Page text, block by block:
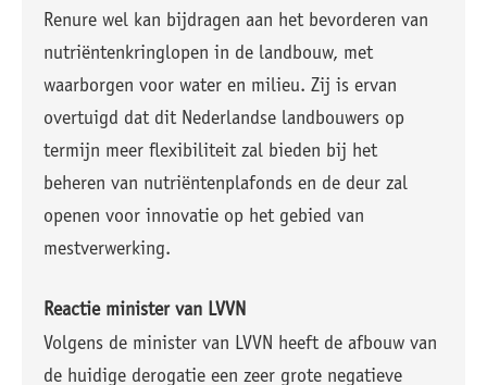
Renure wel kan bijdragen aan het bevorderen van
nutriëntenkringlopen in de landbouw, met
waarborgen voor water en milieu. Zij is ervan
overtuigd dat dit Nederlandse landbouwers op
termijn meer flexibiliteit zal bieden bij het
beheren van nutriëntenplafonds en de deur zal
openen voor innovatie op het gebied van
mestverwerking.
Reactie minister van LVVN
Volgens de minister van LVVN heeft de afbouw van
de huidige derogatie een zeer grote negatieve